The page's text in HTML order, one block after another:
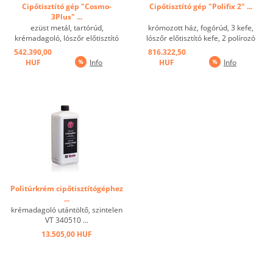
Cipőtisztító gép "Cosmo-
3Plus" ...
ezüst metál, tartórúd,
krémadagoló, lószőr előtisztító
kefe, 2 polírozó kefe, polírozó
adagoló golyóscsappal 0,75
literes edényben (a fényező nem
542.390,00
HUF
Info
Cipőtisztító gép "Polifix 2" ...
krómozott ház, fogórúd, 3 kefe,
lószőr előtisztító kefe, 2 polírozó
kefe, gömbcsapos fényező
adagoló 0,75 literes tartály (a
polírozó/fényező folyadékot a
816.322,50
HUF
Info
Politúrkrém cipőtisztítógéphez
...
krémadagoló utántöltő, szintelen
VT 340510 ...
13.505,00 HUF